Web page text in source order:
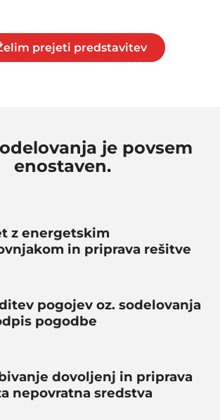
prejeti predstavitev
je povsem
enostaven.
z energetskim
in priprava rešitve
pogojev oz. sodelovanja
pogodbe
dovoljenj in priprava
nepovratna sredstva